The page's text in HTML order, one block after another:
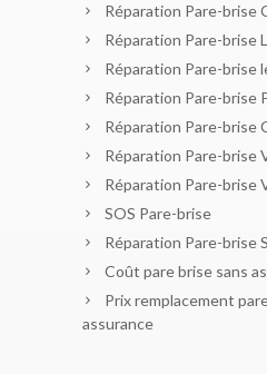
Réparation Pare-brise
Réparation Pare-brise
Réparation Pare-brise
Réparation Pare-brise
Réparation Pare-brise
Réparation Pare-brise
Réparation Pare-brise
SOS Pare-brise
Réparation Pare-brise
Coût pare brise sans
Prix remplacement
assurance